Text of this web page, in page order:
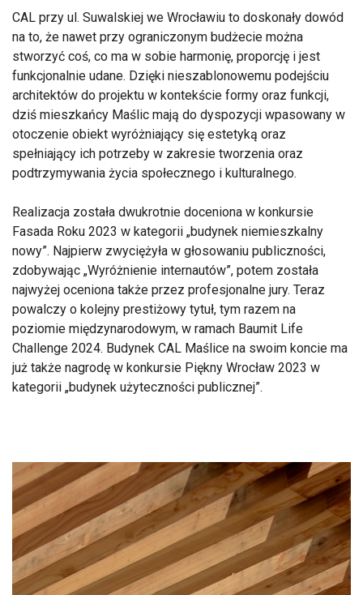
CAL przy ul. Suwalskiej we Wrocławiu to doskonały dowód
na to, że nawet przy ograniczonym budżecie można
stworzyć coś, co ma w sobie harmonię, proporcję i jest
funkcjonalnie udane. Dzięki nieszablonowemu podejściu
architektów do projektu w kontekście formy oraz funkcji,
dziś mieszkańcy Maślic mają do dyspozycji wpasowany w
otoczenie obiekt wyróżniający się estetyką oraz
spełniający ich potrzeby w zakresie tworzenia oraz
podtrzymywania życia społecznego i kulturalnego.
Realizacja została dwukrotnie doceniona w konkursie
Fasada Roku 2023 w kategorii „budynek niemieszkalny
nowy”. Najpierw zwyciężyła w głosowaniu publiczności,
zdobywając „Wyróżnienie internautów”, potem została
najwyżej oceniona także przez profesjonalne jury. Teraz
powalczy o kolejny prestiżowy tytuł, tym razem na
poziomie międzynarodowym, w ramach Baumit Life
Challenge 2024. Budynek CAL Maślice na swoim koncie ma
już także nagrodę w konkursie Piękny Wrocław 2023 w
kategorii „budynek użyteczności publicznej”.